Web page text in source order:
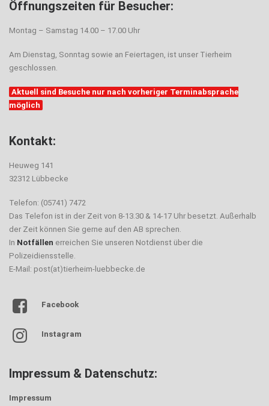
Öffnungszeiten für Besucher:
Montag – Samstag 14.00 – 17.00 Uhr
Am Dienstag, Sonntag sowie an Feiertagen, ist unser Tierheim
geschlossen.
Aktuell sind Besuche nur nach vorheriger Terminabsprache
möglich
Kontakt:
Heuweg 141
32312 Lübbecke
Telefon: (05741) 7472
Das Telefon ist in der Zeit von 8-13.30 & 14-17 Uhr besetzt. Außerhalb
der Zeit können Sie gerne auf den AB sprechen.
In Notfällen erreichen Sie unseren Notdienst über die
Polizeidiensstelle.
E-Mail: post(at)tierheim-luebbecke.de
Facebook
Instagram
Impressum & Datenschutz:
Impressum